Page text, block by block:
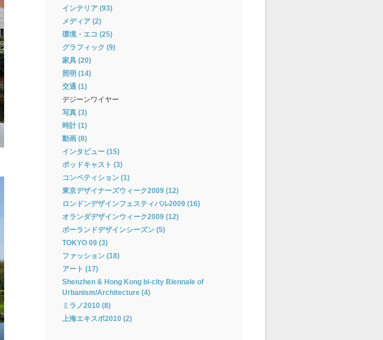
インテリア (93)
メディア (2)
環境・エコ (25)
グラフィック (9)
家具 (20)
照明 (14)
交通 (1)
デジーンワイヤー
写真 (3)
時計 (1)
動画 (8)
インタビュー (15)
ポッドキャスト (3)
コンペティション (1)
東京デザイナーズウィーク2009 (12)
ロンドンデザインフェスティバル2009 (16)
オランダデザインウィーク2009 (12)
ポーランドデザインシーズン (5)
TOKYO 09 (3)
ファッション (18)
アート (17)
Shenzhen & Hong Kong bi-city Biennale of
Urbanism/Architecture (4)
ミラノ2010 (8)
上海エキスポ2010 (2)